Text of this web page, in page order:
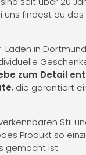
uns findest du
Laden in
zum Detail
, die garantiert
Stil
Produkt so
gemacht ist.